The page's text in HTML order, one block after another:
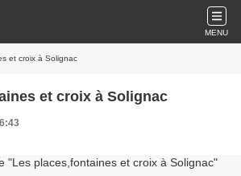
MENU
et croix à Solignac
et croix à Solignac